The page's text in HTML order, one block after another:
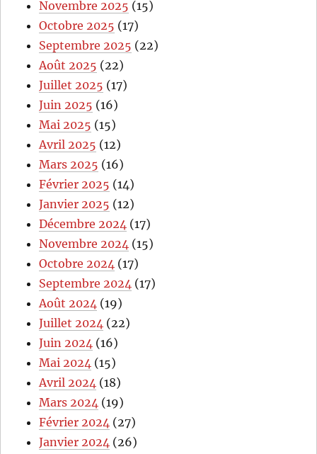
Novembre 2025 (15)
Octobre 2025 (17)
Septembre 2025 (22)
Août 2025 (22)
Juillet 2025 (17)
Juin 2025 (16)
Mai 2025 (15)
Avril 2025 (12)
Mars 2025 (16)
Février 2025 (14)
Janvier 2025 (12)
Décembre 2024 (17)
Novembre 2024 (15)
Octobre 2024 (17)
Septembre 2024 (17)
Août 2024 (19)
Juillet 2024 (22)
Juin 2024 (16)
Mai 2024 (15)
Avril 2024 (18)
Mars 2024 (19)
Février 2024 (27)
Janvier 2024 (26)